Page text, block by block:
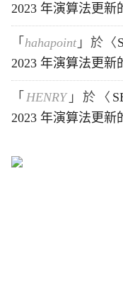
2023 年演算法更新
「 hahapoint 」於〈
2023 年演算法更新
「 HENRY」於〈
2023 年演算法更新